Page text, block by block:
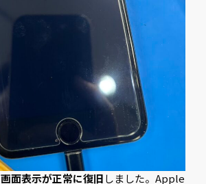
画面表示が正常に復旧しました。Apple